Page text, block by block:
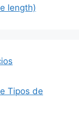
length)
Tipos de